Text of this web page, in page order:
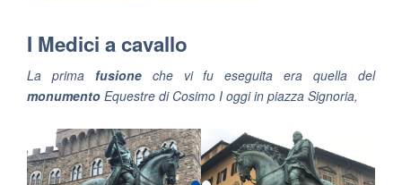
I Medici a cavallo
La prima fusioneche vi fu eseguita era quella del
monumento Equestre di Cosimo I oggi in piazza Signoria,